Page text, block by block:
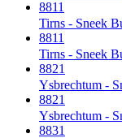
8811
Tirns - Sneek
8811
Tirns - Sneek
8821
Ysbrechtum -
8821
Ysbrechtum -
8831